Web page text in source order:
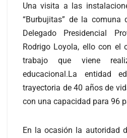
Una visita a las
“Burbujitas” de la comuna
Delegado Presidencial
Rodrigo Loyola, ello con el
trabajo que viene
educacional.La entidad
trayectoria de 40 años de
con una capacidad para 96
En la ocasión la autoridad